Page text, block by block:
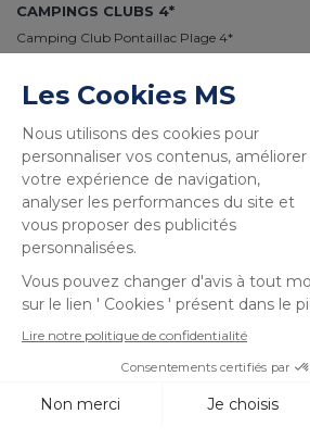
CAMPINGS CLUBS 4*
Camping Club Pontaillac Plage 4*
Camping Club Le Vivier 4*
Camping Club Plage Sud 4*
Camping Club Navarrosse Plage 4*
Camping Club Les Tourterelles 4*
Camping Club La Côte des Roses 4*
PAIEMENT 100% SÉCURISÉ